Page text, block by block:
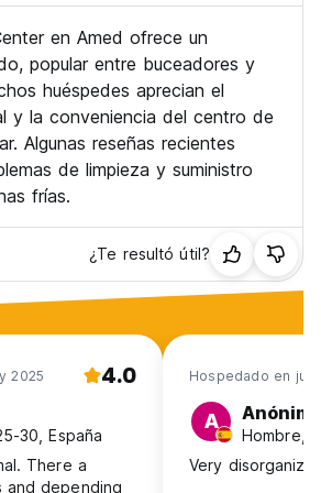
en Amed ofrece un
popular entre buceadores y
huéspedes aprecian el
y la conveniencia del centro de
Algunas reseñas recientes
de limpieza y suministro
frías.
¿Te resultó útil?
2025 4.0
30, España
There a
and depending
Hospedado en jul
A
Hombre,
Very